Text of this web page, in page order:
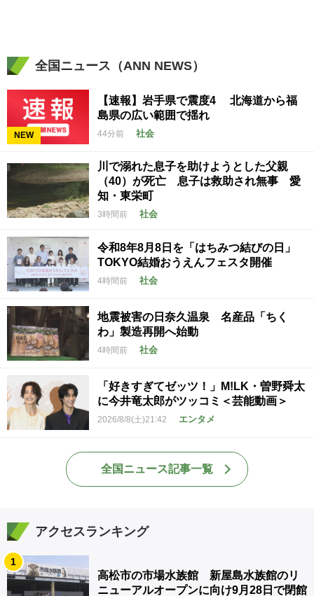
全国ニュース（ANN NEWS）
NEW
【速報】岩手県で震度4 北海道から福
島県の広い範囲で揺れ
44分前 社会
川で溺れた息子を助けようとした父親
（40）が死亡 息子は救助され無事 愛
知・東栄町
3時間前 社会
令和8年8月8日を「はちみつ結びの日」
TOKYO結婚おうえんフェスタ開催
4時間前 社会
地震被害の日奈久温泉 名産品「ちく
わ」製造再開へ始動
4時間前 社会
「好きすぎてゼッツ！」M!LK・曽野舜太
に今井竜太郎がツッコミ＜芸能動画＞
2026/8/8(土)21:42 エンタメ
全国ニュース記事一覧
アクセスランキング
1
高松市の市場水族館 新屋島水族館のリ
ニューアルオープンに向け9月28日で閉館